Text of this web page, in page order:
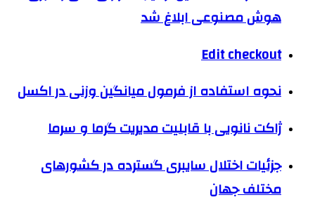
هوش مصنوعی ابلاغ شد
Edit checkout
نحوه استفاده از فرمول میانگین وزنی در اکسل
ژاکت نانویی با قابلیت مدیریت گرما و سرما
جزئیات اختلال سایبری گسترده در کشورهای
مختلف جهان